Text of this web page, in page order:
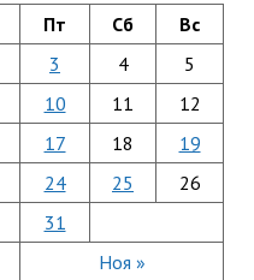
Пт Сб Вс
Ноя »
3 4
5
10 11
12
17 18
19
24 25
26
31